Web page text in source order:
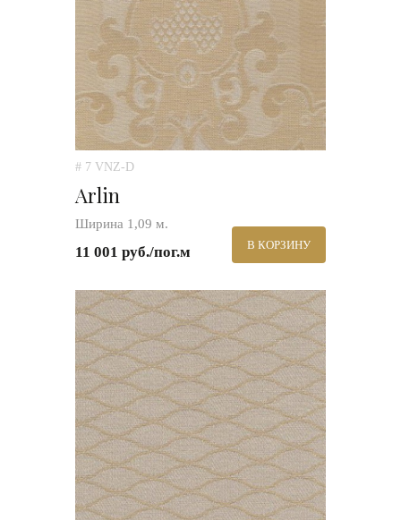
# 7 VNZ-D
Arlin
Ширина 1,09 м.
11 001 руб./пог.м В КОРЗИНУ